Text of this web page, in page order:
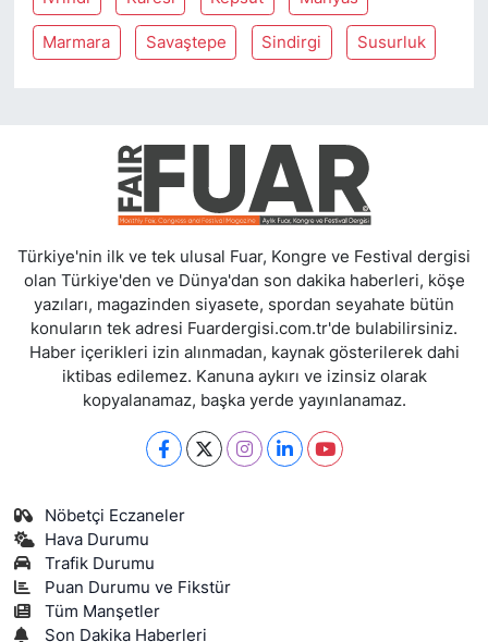
Marmara Savaştepe Sindirgi Susurluk
Türkiye'nin ilk ve tek ulusal Fuar, Kongre ve Festival dergisi
olan Türkiye'den ve Dünya'dan son dakika haberleri, köşe
yazıları, magazinden siyasete, spordan seyahate bütün
konuların tek adresi Fuardergisi.com.tr'de bulabilirsiniz.
Haber içerikleri izin alınmadan, kaynak gösterilerek dahi
iktibas edilemez. Kanuna aykırı ve izinsiz olarak
kopyalanamaz, başka yerde yayınlanamaz.
Nöbetçi Eczaneler
Hava Durumu
Trafik Durumu
Puan Durumu ve Fikstür
Tüm Manşetler
Son Dakika Haberleri